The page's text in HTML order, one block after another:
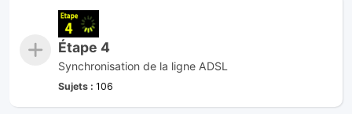
Étape 4
Synchronisation de la ligne ADSL
Sujets : 106